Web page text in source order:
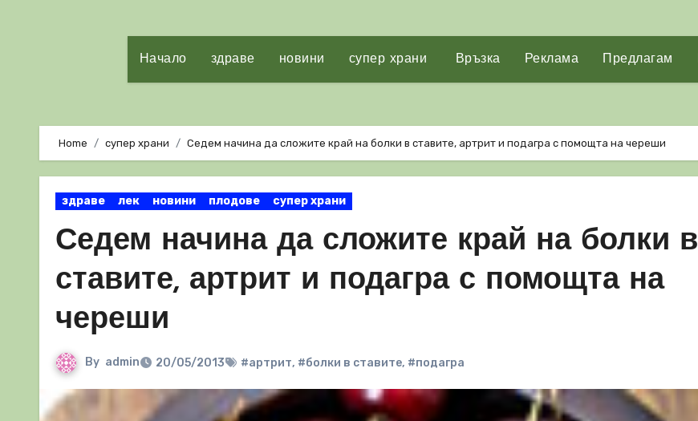
Начало здраве новини супер храни Връзка Реклама Предлагам
Home супер храни Седем начина да сложите край на болки в ставите, артрит и подагра с помощта на череши
здраве лек новини плодове супер храни
Седем начина да сложите край на болки в
ставите, артрит и подагра с помощта на
череши
By admin 20/05/2013 #артрит, #болки в ставите, #подагра